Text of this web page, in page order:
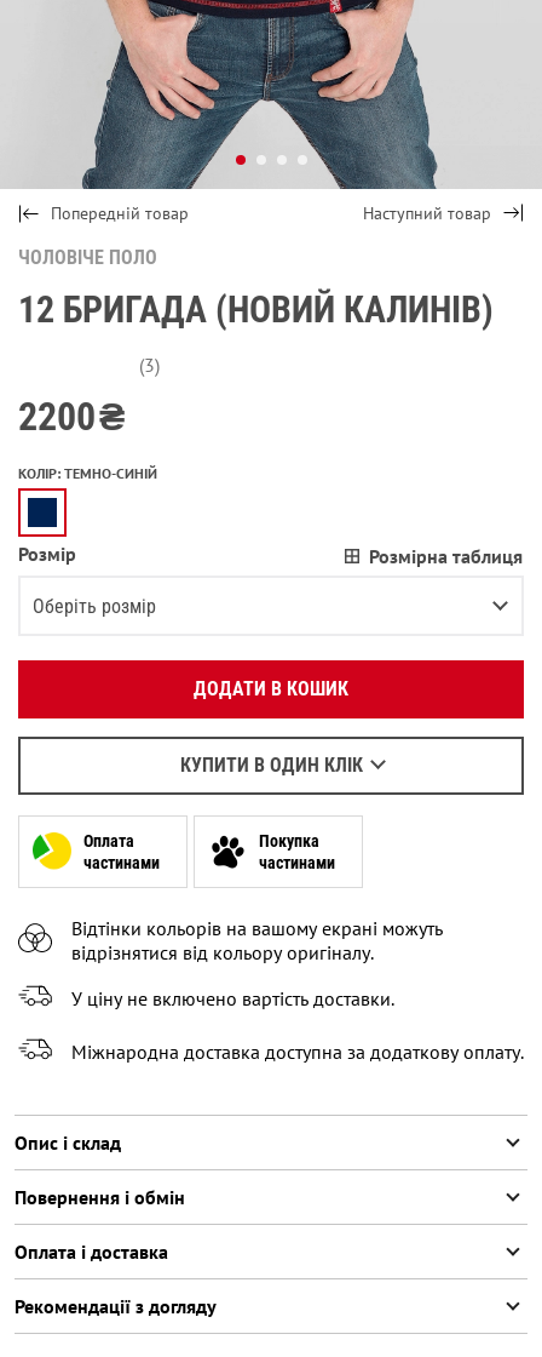
Попередній товар Наступний товар
ЧОЛОВІЧЕ ПОЛО
12 БРИГАДА (НОВИЙ КАЛИНІВ)
(3)
2200₴
КОЛІР: ТЕМНО-СИНІЙ
Розмір Розмірна таблиця
Оберіть розмір
XS В залишку останній товар
L
XL
XXL Повідомити про наявність
XXXL Повідомити про наявність
ДОДАТИ В КОШИК
КУПИТИ В ОДИН КЛІК
Вкажіть ваш номер телефону:
OK
Написати у WhatsApp
Оплата
частинами
Покупка
частинами
Відтінки кольорів на вашому екрані можуть
відрізнятися від кольору оригіналу.
У ціну не включено вартість доставки.
Міжнародна доставка доступна за додаткову оплату.
Опис і склад
Повернення і обмін
Оплата і доставка
Рекомендації з догляду